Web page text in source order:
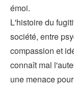
émoi.
L'histoire du
société, entre
compassion et
connaît mal
une menace